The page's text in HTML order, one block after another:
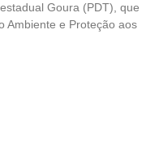
Goura (PDT), que
Ambiente e Proteção aos